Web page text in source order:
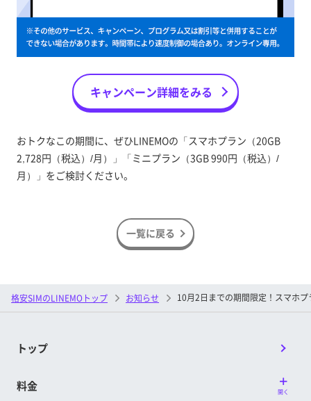
キャンペーン詳細をみる
おトクなこの期間に、ぜひLINEMOの「スマホプラン（20GB
2,728円（税込）/月）」「ミニプラン（3GB 990円（税込）/
月）」をご検討ください。
一覧に戻る
格安SIMのLINEMOトップ お知らせ 10月2日までの期間限定！スマホ
トップ
料金 開く